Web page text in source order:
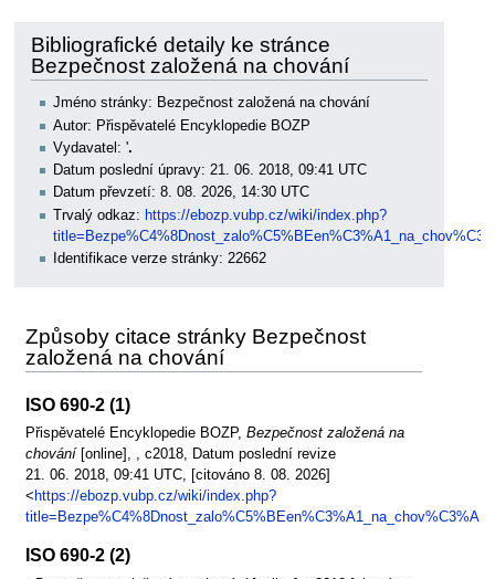
navigaci
vyhledávání
Bibliografické detaily ke stránce
Bezpečnost založená na chování
Jméno stránky: Bezpečnost založená na chování
Autor: Přispěvatelé Encyklopedie BOZP
Vydavatel: '.
Datum poslední úpravy: 21. 06. 2018, 09:41 UTC
Datum převzetí: 8. 08. 2026, 14:30 UTC
Trvalý odkaz: https://ebozp.vubp.cz/wiki/index.php?
Identifikace verze stránky: 22662
Způsoby citace stránky Bezpečnost
založená na chování
ISO 690-2 (1)
Přispěvatelé Encyklopedie BOZP, Bezpečnost založená na
chování[online], , c2018, Datum poslední revize
21. 06. 2018, 09:41 UTC, [citováno 8. 08. 2026]
< https://ebozp.vubp.cz/wiki/index.php?
ISO 690-2 (2)